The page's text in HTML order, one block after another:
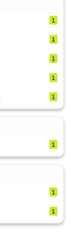
1
1
1
1
1
1
1
1